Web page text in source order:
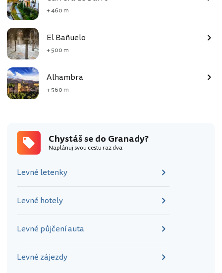
+ 460 m
El Bañuelo
+ 500 m
Alhambra
+ 560 m
Chystáš se do Granady?
Naplánuj svou cestu raz dva
Levné letenky
Levné hotely
Levné půjčení auta
Levné zájezdy